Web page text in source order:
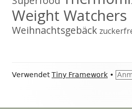
Weight Watchers
Weihnachtsgebäck
Footer
VerwendetTiny Framework •